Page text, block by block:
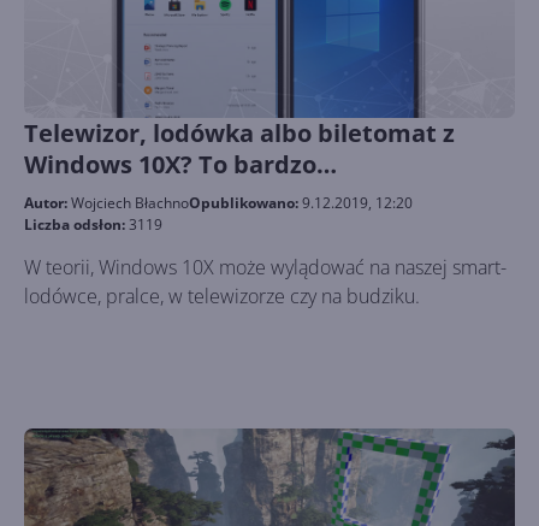
Telewizor, lodówka albo biletomat z
Windows 10X? To bardzo
prawdopodobne
Autor:Wojciech BłachnoOpublikowano:9.12.2019, 12:20
Liczba odsłon:3119
W teorii, Windows 10X może wylądować na naszej smart-
lodówce, pralce, w telewizorze czy na budziku.